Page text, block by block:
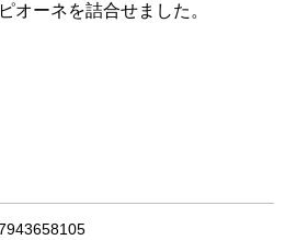
オーネを詰合せました。